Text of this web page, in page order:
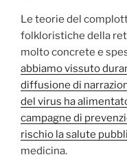
Le teorie del
folkloristiche della
molto concrete e
abbiamo vissuto
diffusione di
del virus ha
campagne di
rischio la salute
medicina.